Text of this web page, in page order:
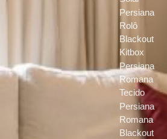
Persiana
Rolô
Blackout
Kitbox
Persiana
Romana
Tecido
Persiana
Romana
Blackout